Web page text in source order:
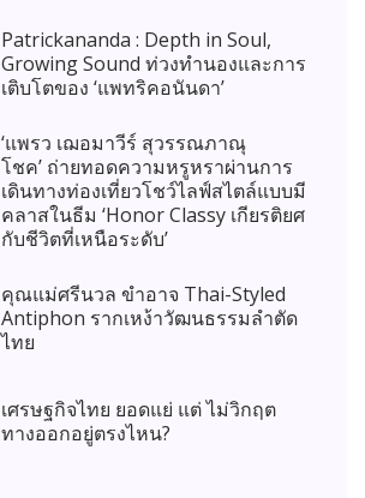
Patrickananda : Depth in Soul,
Growing Sound ท่วงทำนองและการ
เติบโตของ ‘แพทริคอนันดา’
‘แพรว เฌอมาวีร์ สุวรรณภาณุ
โชค’ ถ่ายทอดความหรูหราผ่านการ
เดินทางท่องเที่ยวโชว์ไลฟ์สไตล์แบบมี
คลาสในธีม ‘Honor Classy เกียรติยศ
กับชีวิตที่เหนือระดับ’
คุณแม่ศรีนวล ขำอาจ Thai-Styled
Antiphon รากเหง้าวัฒนธรรมลำตัด
ไทย
เศรษฐกิจไทย ยอดแย่ แต่ ไม่วิกฤต
ทางออกอยู่ตรงไหน?